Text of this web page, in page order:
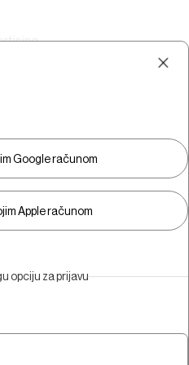
da biste
sadržaj.
se
Google računom
Apple računom
opciju za prijavu